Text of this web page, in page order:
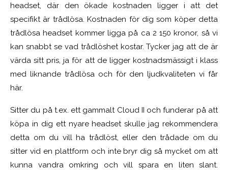
headset, där den ökade kostnaden ligger i att det
specifikt är trådlösa. Kostnaden för dig som köper detta
trådlösa headset kommer ligga på ca 2 150 kronor, så vi
kan snabbt se vad trådlöshet kostar. Tycker jag att de är
värda sitt pris, ja för att de ligger kostnadsmässigt i klass
med liknande trådlösa och för den ljudkvaliteten vi får
här.
Sitter du på t.ex. ett gammalt Cloud II och funderar på att
köpa in dig ett nyare headset skulle jag rekommendera
detta om du vill ha trådlöst, eller den trådade om du
sitter vid en plattform och inte bryr dig så mycket om att
kunna vandra omkring och vill spara en liten slant.